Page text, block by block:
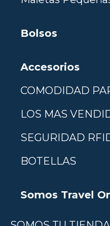
Bolsos
Accesorios
COMODIDAD
LOS MAS
SEGURIDAD
BOTELLAS
Somos Travel